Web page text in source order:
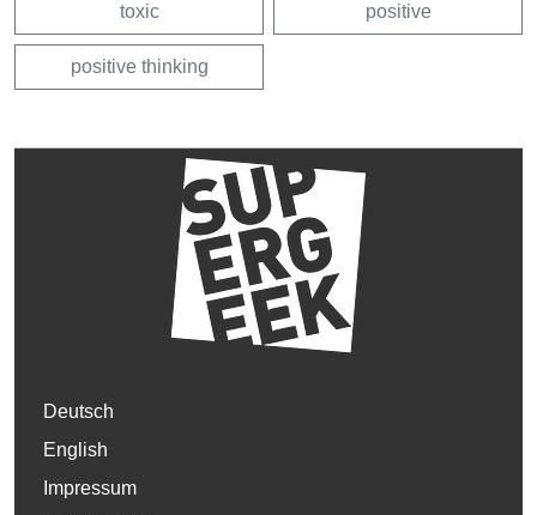
toxic positive
positive thinking
Deutsch
English
Impressum